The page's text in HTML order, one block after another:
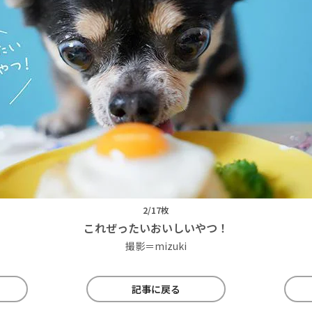
2/17枚
これぜったいおいしいやつ！
撮影＝mizuki
記事に戻る